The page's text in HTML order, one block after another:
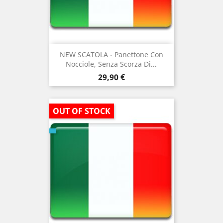
NEW SCATOLA - Panettone Con
Nocciole, Senza Scorza Di...
Prezzo
29,90 €
OUT OF STOCK